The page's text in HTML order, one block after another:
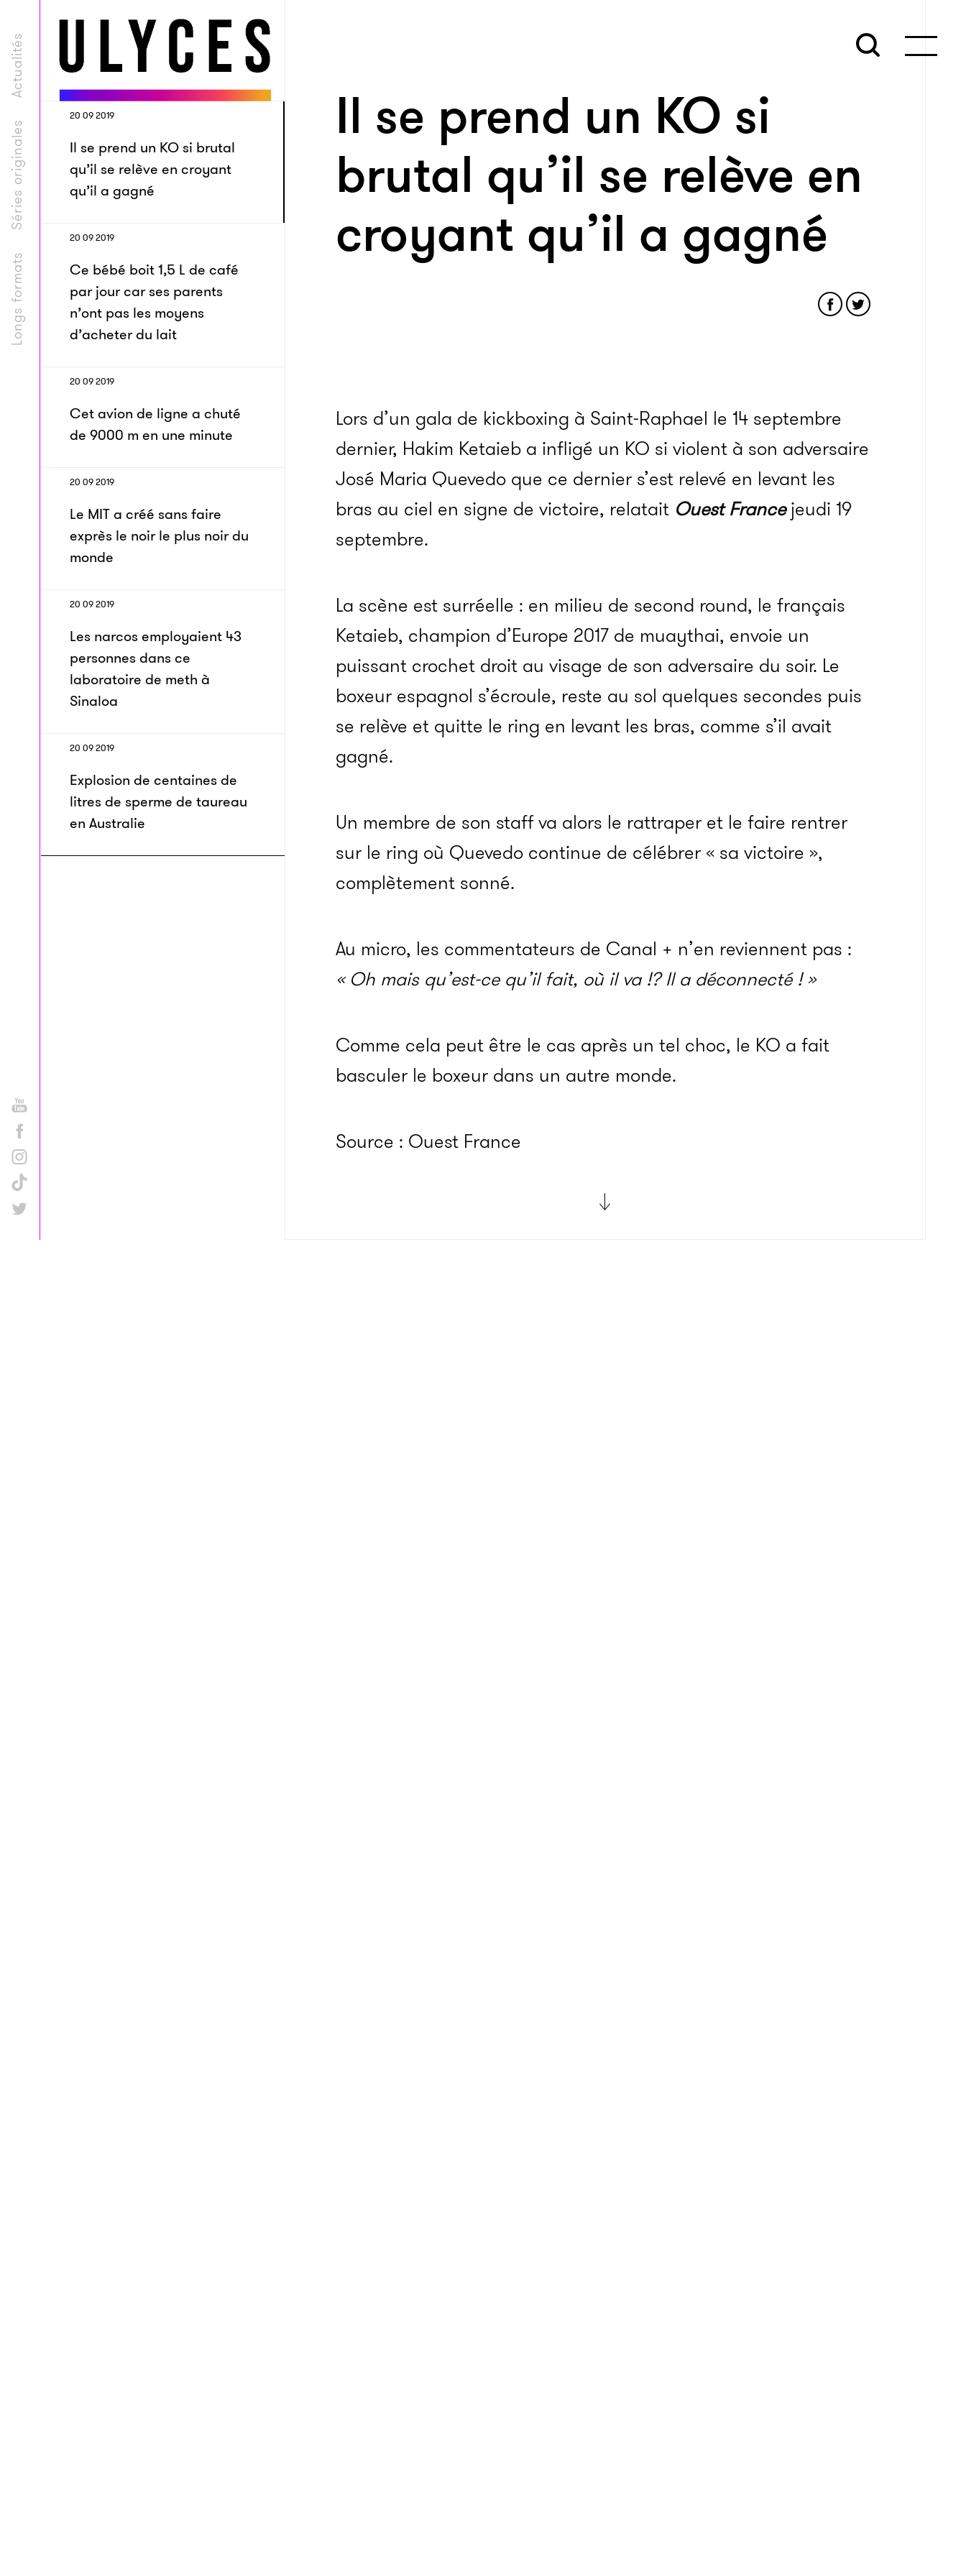
Longs formats
Séries originales
Actualités
20 09 2019
Il se prend un KO si brutal
qu’il se relève en croyant
qu’il a gagné
20 09 2019
Ce bébé boit 1,5 L de café
par jour car ses parents
n’ont pas les moyens
d’acheter du lait
20 09 2019
Cet avion de ligne a chuté
de 9000 m en une minute
20 09 2019
Le MIT a créé sans faire
exprès le noir le plus noir du
monde
20 09 2019
Les narcos employaient 43
personnes dans ce
laboratoire de meth à
Sinaloa
20 09 2019
Explosion de centaines de
litres de sperme de taureau
en Australie
Il se prend un KO si
brutal qu’il se relève en
croyant qu’il a gagné
Lors d’un gala de kickboxing à Saint-Raphael le 14 septembre
dernier, Hakim Ketaieb a infligé un KO si violent à son adversaire
José Maria Quevedo que ce dernier s’est relevé en levant les
bras au ciel en signe de victoire, relatait Ouest Francejeudi 19
septembre.
La scène est surréelle : en milieu de second round, le français
Ketaieb, champion d’Europe 2017 de muaythai, envoie un
puissant crochet droit au visage de son adversaire du soir. Le
boxeur espagnol s’écroule, reste au sol quelques secondes puis
se relève et quitte le ring en levant les bras, comme s’il avait
gagné.
Un membre de son staff va alors le rattraper et le faire rentrer
sur le ring où Quevedo continue de célébrer « sa victoire »,
complètement sonné.
Au micro, les commentateurs de Canal + n’en reviennent pas :
« Oh mais qu’est-ce qu’il fait, où il va !? Il a déconnecté ! »
Comme cela peut être le cas après un tel choc, le KO a fait
basculer le boxeur dans un autre monde.
Source : Ouest France